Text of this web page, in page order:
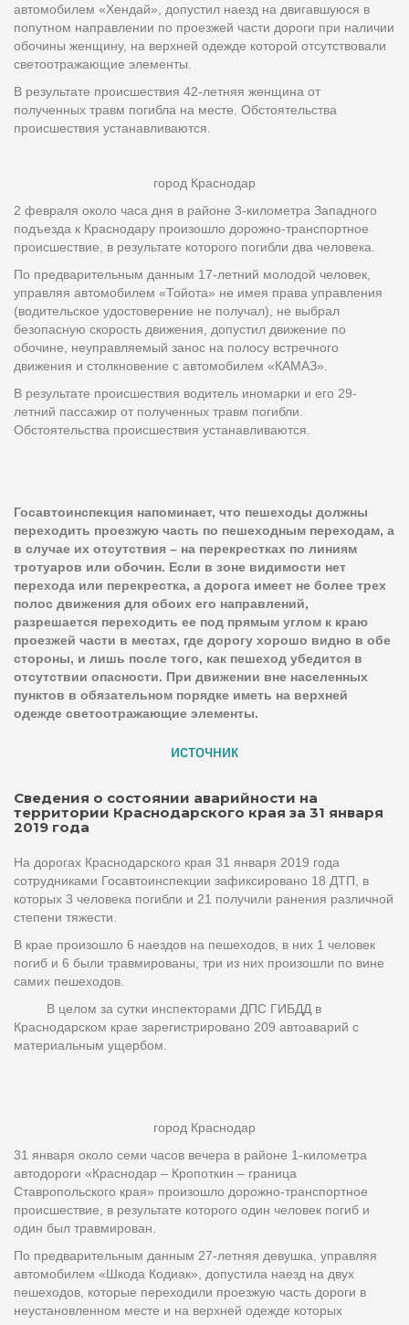
автомобилем «Хендай», допустил наезд на двигавшуюся в
попутном направлении по проезжей части дороги при наличии
обочины женщину, на верхней одежде которой отсутствовали
светоотражающие элементы.
В результате происшествия 42-летняя женщина от
полученных травм погибла на месте. Обстоятельства
происшествия устанавливаются.
город Краснодар
2 февраля около часа дня в районе 3-километра Западного
подъезда к Краснодару произошло дорожно-транспортное
происшествие, в результате которого погибли два человека.
По предварительным данным 17-летний молодой человек,
управляя автомобилем «Тойота» не имея права управления
(водительское удостоверение не получал), не выбрал
безопасную скорость движения, допустил движение по
обочине, неуправляемый занос на полосу встречного
движения и столкновение с автомобилем «КАМАЗ».
В результате происшествия водитель иномарки и его 29-
летний пассажир от полученных травм погибли.
Обстоятельства происшествия устанавливаются.
Госавтоинспекция напоминает, что пешеходы должны
переходить проезжую часть по пешеходным переходам, а
в случае их отсутствия – на перекрестках по линиям
тротуаров или обочин. Если в зоне видимости нет
перехода или перекрестка, а дорога имеет не более трех
полос движения для обоих его направлений,
разрешается переходить ее под прямым углом к краю
проезжей части в местах, где дорогу хорошо видно в обе
стороны, и лишь после того, как пешеход убедится в
отсутствии опасности. При движении вне населенных
пунктов в обязательном порядке иметь на верхней
одежде светоотражающие элементы.
источник
Сведения о состоянии аварийности на
территории Краснодарского края за 31 января
2019 года
На дорогах Краснодарского края 31 января 2019 года
сотрудниками Госавтоинспекции зафиксировано 18 ДТП, в
которых 3 человека погибли и 21 получили ранения различной
степени тяжести.
В крае произошло 6 наездов на пешеходов, в них 1 человек
погиб и 6 были травмированы, три из них произошли по вине
самих пешеходов.
В целом за сутки инспекторами ДПС ГИБДД в
Краснодарском крае зарегистрировано 209 автоаварий с
материальным ущербом.
город Краснодар
31 января около семи часов вечера в районе 1-километра
автодороги «Краснодар – Кропоткин – граница
Ставропольского края» произошло дорожно-транспортное
происшествие, в результате которого один человек погиб и
один был травмирован.
По предварительным данным 27-летняя девушка, управляя
автомобилем «Шкода Кодиак», допустила наезд на двух
пешеходов, которые переходили проезжую часть дороги в
неустановленном месте и на верхней одежде которых